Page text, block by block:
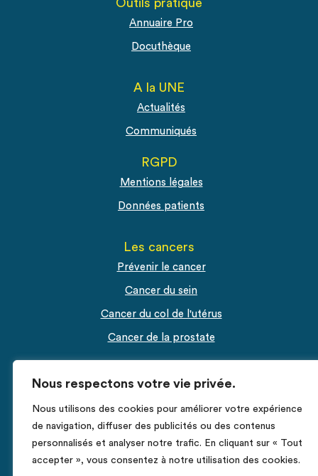
Nous respectons votre vie privée.
Nous utilisons des cookies pour améliorer votre expérience
de navigation, diffuser des publicités ou des contenus
personnalisés et analyser notre trafic. En cliquant sur « Tout
accepter », vous consentez à notre utilisation des cookies.
Outils pratique
Annuaire Pro
Docuthèque
A la UNE
Actualités
Communiqués
RGPD
Mentions légales
Données patients
Les cancers
Prévenir le cancer
Cancer du sein
Cancer du col de l'utérus
Cancer de la prostate
Espace Pro
Déclarer un cas de cancer